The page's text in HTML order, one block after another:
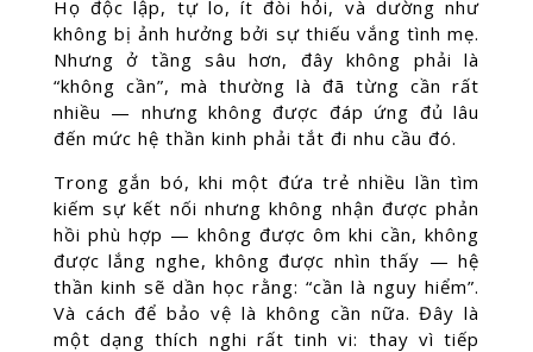
Họ độc lập, tự lo, ít đòi hỏi, và dường như
không bị ảnh hưởng bởi sự thiếu vắng tình mẹ.
Nhưng ở tầng sâu hơn, đây không phải là
“không cần”, mà thường là đã từng cần rất
nhiều — nhưng không được đáp ứng đủ lâu
đến mức hệ thần kinh phải tắt đi nhu cầu đó.
Trong gắn bó, khi một đứa trẻ nhiều lần tìm
kiếm sự kết nối nhưng không nhận được phản
hồi phù hợp — không được ôm khi cần, không
được lắng nghe, không được nhìn thấy — hệ
thần kinh sẽ dần học rằng: “cần là nguy hiểm”.
Và cách để bảo vệ là không cần nữa. Đây là
một dạng thích nghi rất tinh vi: thay vì tiếp